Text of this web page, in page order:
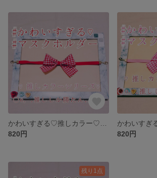
820円
820円
残り1点